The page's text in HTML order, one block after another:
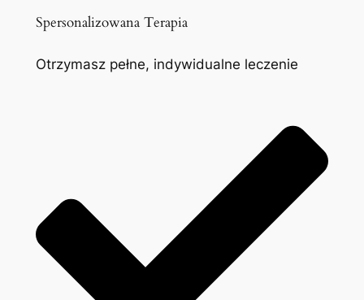
Spersonalizowana Terapia
Otrzymasz pełne, indywidualne leczenie